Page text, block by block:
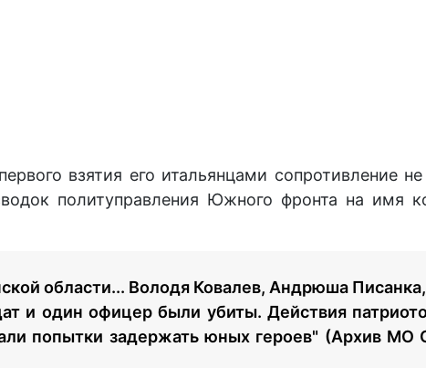
взятия его итальянцами сопротивление
политуправления Южного фронта на имя
области... Володя Ковалев, Андрюша
и один офицер были убиты. Действия
попытки задержать юных героев" (Архив МО